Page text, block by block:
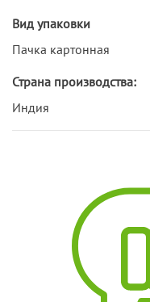
Вид упаковки
Пачка картонная
Страна производства:
Индия